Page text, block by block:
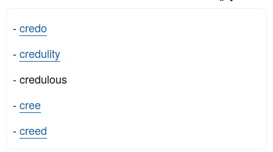
-credo
-credulity
- credulous
-cree
-creed